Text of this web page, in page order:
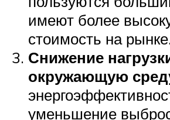
имеют более
стоимость на
Снижение
окружающую
уменьшение